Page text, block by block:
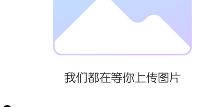
会员之后，可
以不用扫码，